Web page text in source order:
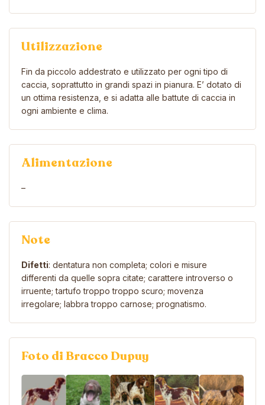
Utilizzazione
Fin da piccolo addestrato e utilizzato per ogni tipo di
caccia, soprattutto in grandi spazi in pianura. E’ dotato di
un ottima resistenza, e si adatta alle battute di caccia in
ogni ambiente e clima.
Alimentazione
–
Note
Difetti: dentatura non completa; colori e misure
differenti da quelle sopra citate; carattere introverso o
irruente; tartufo troppo troppo scuro; movenza
irregolare; labbra troppo carnose; prognatismo.
Foto di Bracco Dupuy